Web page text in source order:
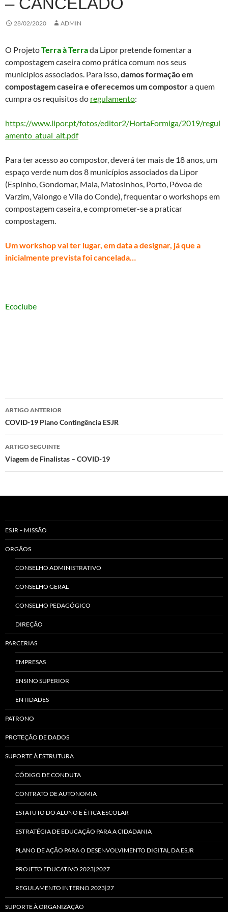
28/02/2020 ADMIN
O ProjetoTerra à Terrada Lipor pretende fomentar a
compostagem caseira como prática comum nos seus
municípios associados. Para isso,damos formação em
compostagem caseira e oferecemos um compostora quem
cumpra os requisitos do regulamento:
https://www.lipor.pt/fotos/editor2/HortaFormiga/2019/regul
amento_atual_alt.pdf
Para ter acesso ao compostor, deverá ter mais de 18 anos, um
espaço verde num dos 8 municípios associados da Lipor
(Espinho, Gondomar, Maia, Matosinhos, Porto, Póvoa de
Varzim, Valongo e Vila do Conde), frequentar o workshops em
compostagem caseira, e comprometer-se a praticar
compostagem.
Um workshop vai ter lugar, em data a designar, já que a
inicialmente prevista foi cancelada…
Ecoclube
Navegação
de
artigos
ARTIGO ANTERIOR
COVID-19 Plano Contingência ESJR
ARTIGO SEGUINTE
Viagem de Finalistas – COVID-19
ESJR – MISSÃO
ORGÃOS
CONSELHO ADMINISTRATIVO
CONSELHO GERAL
CONSELHO PEDAGÓGICO
DIREÇÃO
PARCERIAS
EMPRESAS
ENSINO SUPERIOR
ENTIDADES
PATRONO
PROTEÇÃO DE DADOS
SUPORTE À ESTRUTURA
CÓDIGO DE CONDUTA
CONTRATO DE AUTONOMIA
ESTATUTO DO ALUNO E ÉTICA ESCOLAR
ESTRATÉGIA DE EDUCAÇÃO PARA A CIDADANIA
PLANO DE AÇÃO PARA O DESENVOLVIMENTO DIGITAL DA ESJR
PROJETO EDUCATIVO 2023|2027
REGULAMENTO INTERNO 2023|27
SUPORTE À ORGANIZAÇÃO